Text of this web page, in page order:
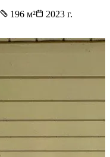
196 м² 2023 г.